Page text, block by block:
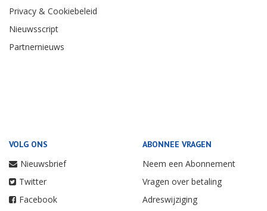
Privacy & Cookiebeleid
Nieuwsscript
Partnernieuws
VOLG ONS
Nieuwsbrief
Twitter
Facebook
ABONNEE VRAGEN
Neem een Abonnement
Vragen over betaling
Adreswijziging